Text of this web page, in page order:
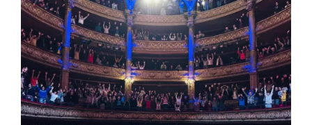
16 concerts scolaires, 3 tout public, 3620 ...
10 0